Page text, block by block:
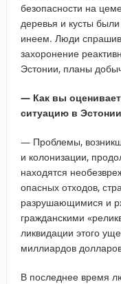
безопасности на
деревья и кусты
инеем. Люди
захоронение
Эстонии, планы
— Как вы
ситуацию в
— Проблемы,
и колонизации,
находятся
опасных отходов,
разрушающимися и
гражданскими
ликвидации этого
миллиардов
В последнее время